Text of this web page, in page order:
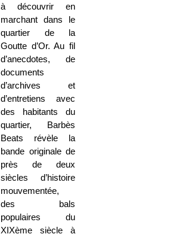
à découvrir en
marchant dans le
quartier de la
Goutte d’Or. Au fil
d’anecdotes, de
documents
d’archives et
d’entretiens avec
des habitants du
quartier, Barbès
Beats révèle la
bande originale de
près de deux
siècles d’histoire
mouvementée,
des bals
populaires du
XIXème siècle à